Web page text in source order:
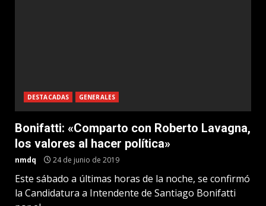
DESTACADAS GENERALES
Bonifatti: «Comparto con Roberto Lavagna,
los valores al hacer política»
nmdq 24 de junio de 2019
Este sábado a últimas horas de la noche, se confirmó
la Candidatura a Intendente de Santiago Bonifatti